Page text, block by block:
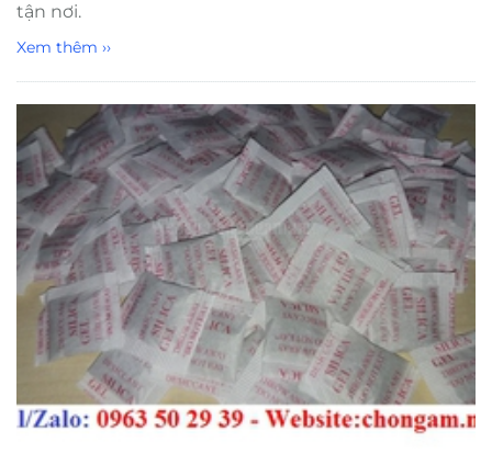
tận nơi.
Xem thêm ››